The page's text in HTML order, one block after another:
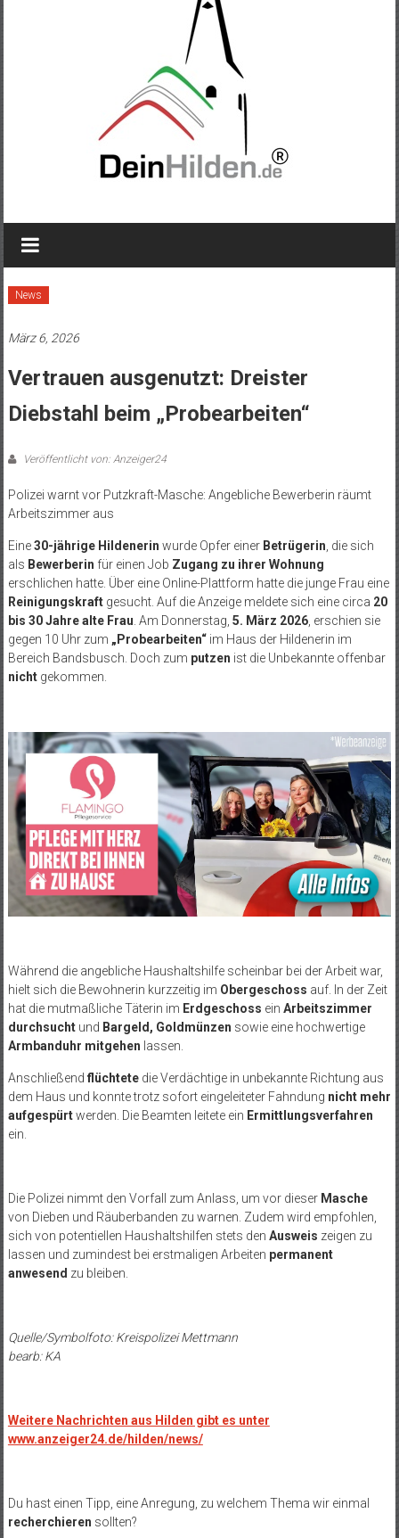
News
März 6, 2026
Vertrauen ausgenutzt: Dreister
Diebstahl beim „Probearbeiten“
Veröffentlicht von: Anzeiger24
Polizei warnt vor Putzkraft-Masche: Angebliche Bewerberin räumt
Arbeitszimmer aus
Eine30-jährige Hildenerin wurde Opfer einer Betrügerin , die sich
als Bewerberin für einen Job Zugang zu ihrer Wohnung
erschlichen hatte. Über eine Online-Plattform hatte die junge Frau eine
Reinigungskraftgesucht. Auf die Anzeige meldete sich eine circa 20
bis 30 Jahre alte Frau . Am Donnerstag, 5. März 2026, erschien sie
gegen 10 Uhr zum „Probearbeiten“im Haus der Hildenerin im
Bereich Bandsbusch. Doch zum putzen ist die Unbekannte offenbar
nichtgekommen.
Während die angebliche Haushaltshilfe scheinbar bei der Arbeit war,
hielt sich die Bewohnerin kurzzeitig im Obergeschoss auf. In der Zeit
hat die mutmaßliche Täterin im Erdgeschoss ein Arbeitszimmer
durchsuchtund Bargeld, Goldmünzen sowie eine hochwertige
Armbanduhr mitgehen lassen.
Anschließend flüchtetedie Verdächtige in unbekannte Richtung aus
dem Haus und konnte trotz sofort eingeleiteter Fahndung nicht mehr
aufgespürtwerden. Die Beamten leitete ein Ermittlungsverfahren
ein.
Die Polizei nimmt den Vorfall zum Anlass, um vor dieser Masche
von Dieben und Räuberbanden zu warnen. Zudem wird empfohlen,
sich von potentiellen Haushaltshilfen stets den Ausweis zeigen zu
lassen und zumindest bei erstmaligen Arbeiten permanent
anwesend zu bleiben.
Quelle/Symbolfoto: Kreispolizei Mettmann
bearb: KA
Weitere Nachrichten aus Hilden gibt es unter
www.anzeiger24.de/hilden/news/
Du hast einen Tipp, eine Anregung, zu welchem Thema wir einmal
recherchieren sollten?